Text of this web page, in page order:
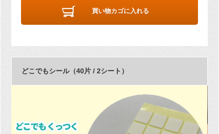
買い物カゴに入れる
どこでもシール（40片 / 2シート）